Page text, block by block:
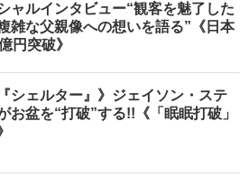
ャルインタビュー“観客を魅了した
雑な父親像への想いを語る”《日本
円突破》
シェルター』》ジェイソン・ステ
お盆を“打破”する!!《「眠眠打破」